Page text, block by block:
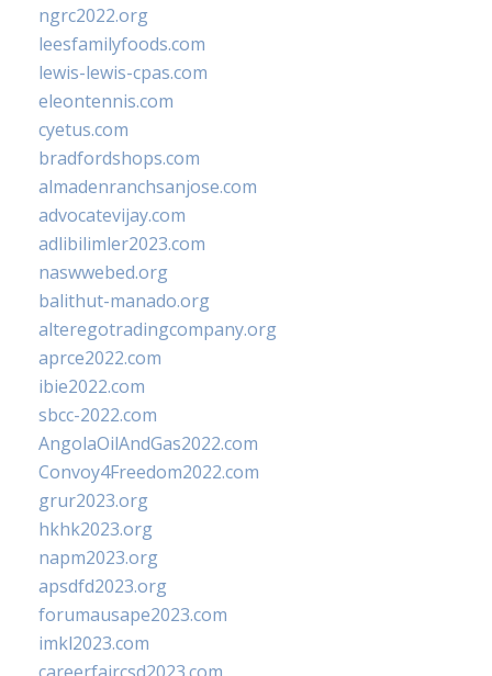
ngrc2022.org
leesfamilyfoods.com
lewis-lewis-cpas.com
eleontennis.com
cyetus.com
bradfordshops.com
almadenranchsanjose.com
advocatevijay.com
adlibilimler2023.com
naswwebed.org
balithut-manado.org
alteregotradingcompany.org
aprce2022.com
ibie2022.com
sbcc-2022.com
AngolaOilAndGas2022.com
Convoy4Freedom2022.com
grur2023.org
hkhk2023.org
napm2023.org
apsdfd2023.org
forumausape2023.com
imkl2023.com